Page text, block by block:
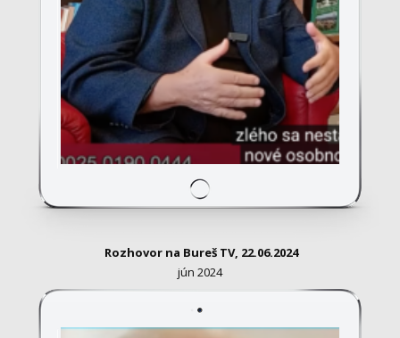
Rozhovor na Bureš TV, 22.06.2024
jún 2024